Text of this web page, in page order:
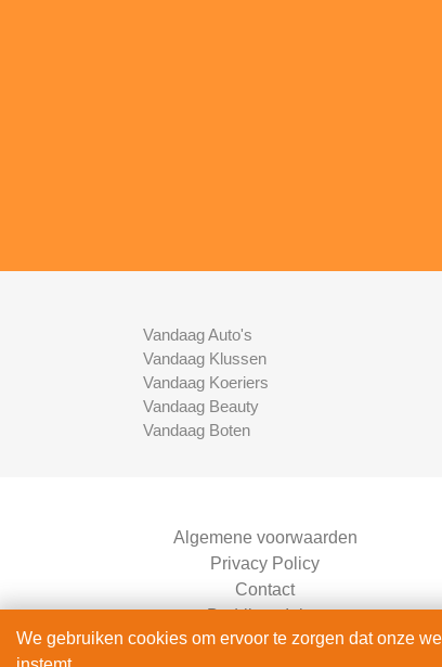
Vandaag Auto's
Vandaag Klussen
Vandaag Koeriers
Vandaag Beauty
Vandaag Boten
Algemene voorwaarden
Privacy Policy
Contact
Bedrijven Inlog
We gebruiken cookies om ervoor te zorgen dat onze